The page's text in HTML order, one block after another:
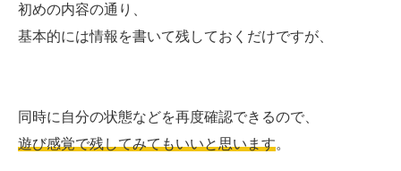
初めの内容の通り、
基本的には情報を書いて残しておくだけですが、
同時に自分の状態などを再度確認できるので、
遊び感覚で残してみてもいいと思います。